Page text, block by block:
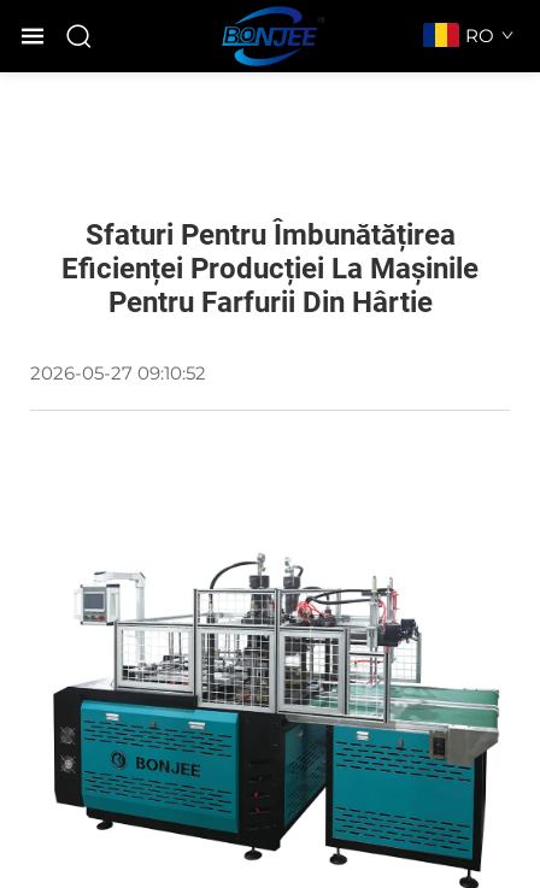
RO
Sfaturi Pentru Îmbunătățirea
Eficienței Producției La Mașinile
Pentru Farfurii Din Hârtie
2026-05-27 09:10:52